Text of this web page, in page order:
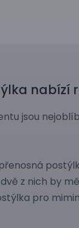
nabízí
jsou
z nich by
pro